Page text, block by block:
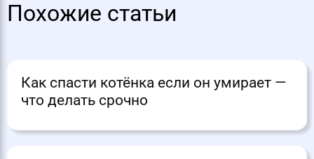
Похожие статьи
Как спасти котёнка если он умирает —
что делать срочно